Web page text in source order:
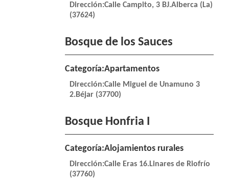
Dirección:Calle Campito, 3 BJ.Alberca (La)
(37624)
Bosque de los Sauces
Categoría:Apartamentos
Dirección:Calle Miguel de Unamuno 3
2.Béjar (37700)
Bosque Honfria I
Categoría:Alojamientos rurales
Dirección:Calle Eras 16.Linares de Riofrío
(37760)